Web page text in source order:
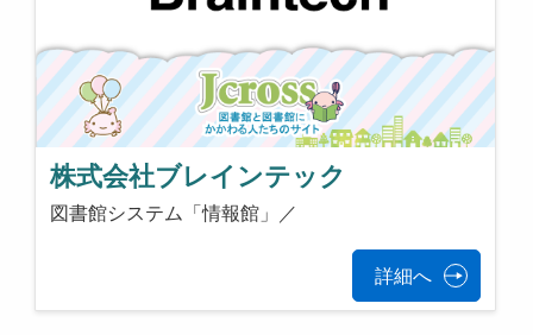
株式会社ブレインテック
図書館システム「情報館」／
詳細へ